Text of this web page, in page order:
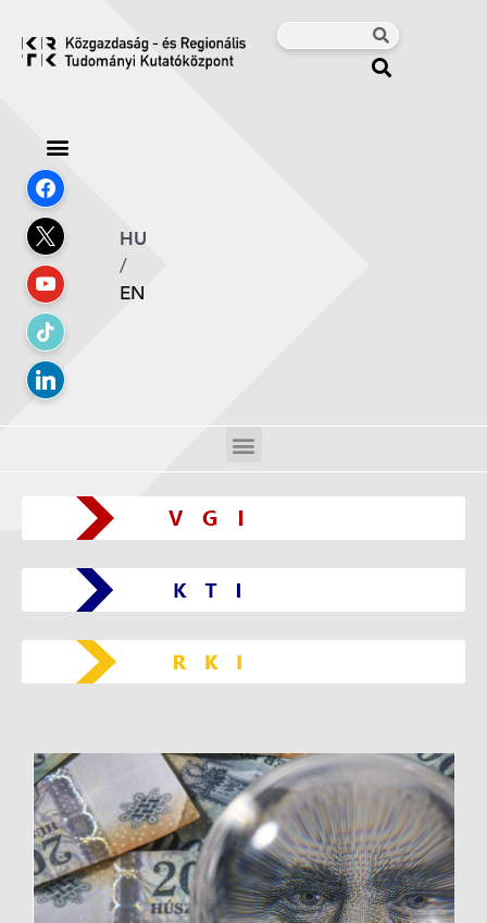
HU
/
EN